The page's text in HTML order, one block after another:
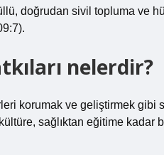
doğrudan sivil topluma ve
nelerdir?
korumak ve geliştirmek
sağlıktan eğitime kadar